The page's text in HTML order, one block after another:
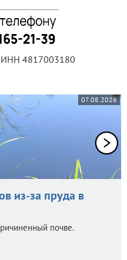
ИНН 4817003180
07.08.2026
из-за пруда в
почве.